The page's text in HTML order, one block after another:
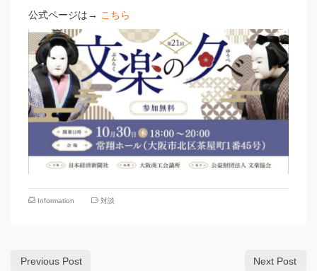
公式ページは→ こちら
Information 対談
Previous Post Next Post